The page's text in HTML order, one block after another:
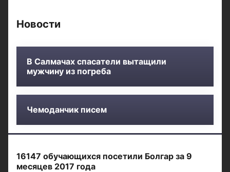
Новости
В Салмачах спасатели вытащили
мужчину из погреба
Чемоданчик писем
16147 обучающихся посетили Болгар за 9
месяцев 2017 года